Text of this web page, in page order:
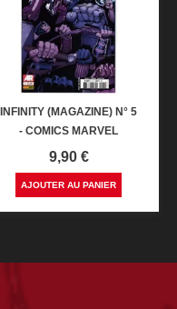
INFINITY (MAGAZINE) N° 5
- COMICS MARVEL
Prix
9,90 €
AJOUTER AU PANIER